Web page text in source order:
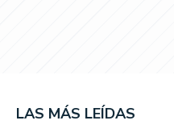
LAS MÁS LEÍDAS